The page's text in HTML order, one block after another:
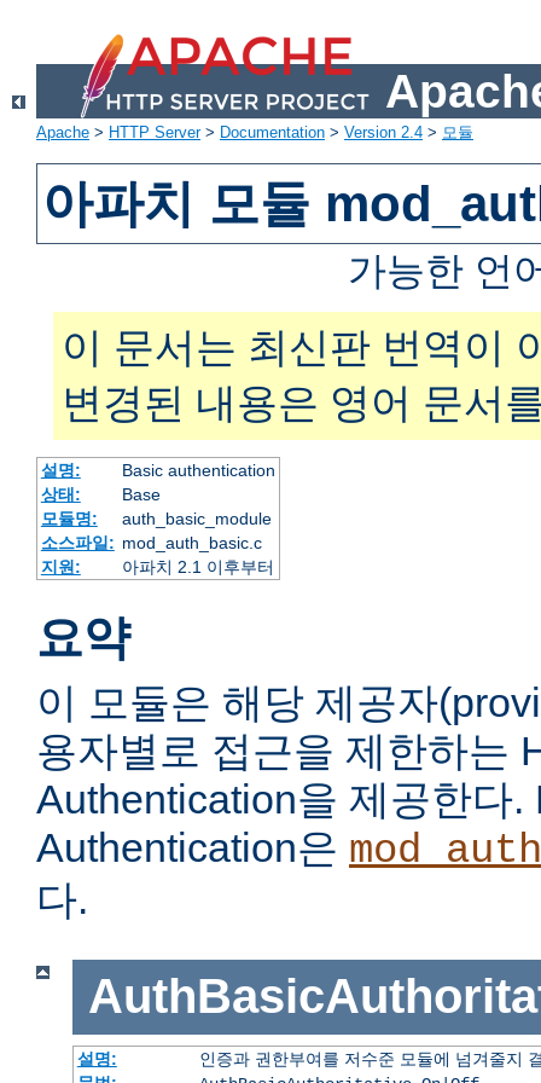
Apache > HTTP Server> Documentation > Version 2.4 > 모듈
아파치 모듈
가능한 언
이 문서는 최신판 번역이
변경된 내용은 영어 문서
설명:
Basic authentication
상태:
Base
모듈명:
auth_basic_module
소스파일: mod_auth_basic.c
지원:
아파치 2.1 이후부터
요약
이 모듈은 해당 제공자
용자별로 접근을 제한하는
Authentication을 제공한다.
Authentication은
다.
설명:
인증과 권한부여를 저수준 모듈에 넘겨줄지